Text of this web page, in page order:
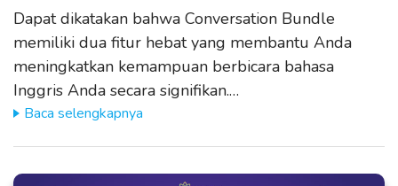
Dapat dikatakan bahwa Conversation Bundle
memiliki dua fitur hebat yang membantu Anda
meningkatkan kemampuan berbicara bahasa
Inggris Anda secara signifikan.…
Baca selengkapnya